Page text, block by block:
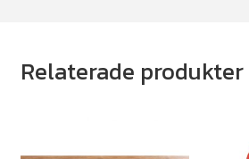
Relaterade produkter